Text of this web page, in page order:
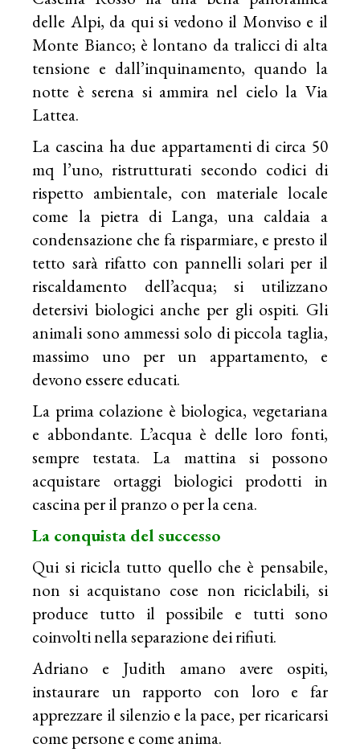
delle Alpi, da qui si vedono il Monviso e il
Monte Bianco; è lontano da tralicci di alta
tensione e dall’inquinamento, quando la
notte è serena si ammira nel cielo la Via
Lattea.
La cascina ha due appartamenti di circa 50
mq l’uno, ristrutturati secondo codici di
rispetto ambientale, con materiale locale
come la pietra di Langa, una caldaia a
condensazione che fa risparmiare, e presto il
tetto sarà rifatto con pannelli solari per il
riscaldamento dell’acqua; si utilizzano
detersivi biologici anche per gli ospiti. Gli
animali sono ammessi solo di piccola taglia,
massimo uno per un appartamento, e
devono essere educati.
La prima colazione è biologica, vegetariana
e abbondante. L’acqua è delle loro fonti,
sempre testata. La mattina si possono
acquistare ortaggi biologici prodotti in
cascina per il pranzo o per la cena.
La conquista del successo
Qui si ricicla tutto quello che è pensabile,
non si acquistano cose non riciclabili, si
produce tutto il possibile e tutti sono
coinvolti nella separazione dei rifiuti.
Adriano e Judith amano avere ospiti,
instaurare un rapporto con loro e far
apprezzare il silenzio e la pace, per ricaricarsi
come persone e come anima.